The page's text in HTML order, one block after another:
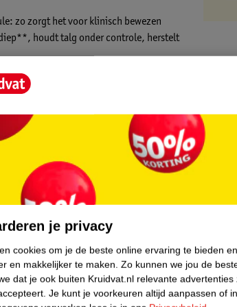
zo zorgt het voor klinisch bewezen
houdt talg onder controle, herstelt
roosvrije look. Zo hoef jij je niet meer druk
Spoel het vervolgens uit. Vermijd contact
laten stralen, welk haartype je ook hebt.
biedt de juiste aandacht en verzorging
look.
je privacy
cookies om je de beste online ervaring te bieden
en makkelijker te maken. Zo kunnen we jou de
dat je ook buiten Kruidvat.nl relevante advertenties
Je kunt je voorkeuren altijd aanpassen of